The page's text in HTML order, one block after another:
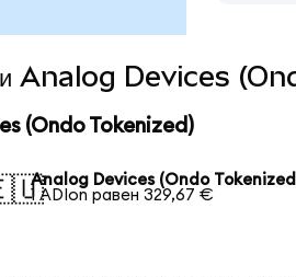
Analog Devices
(Ondo Tokenized)
Analog Devices (Ondo
1 ADIon равен 329,67 €